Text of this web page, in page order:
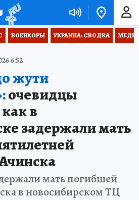
ВОЕНКОРЫ УКРАИНА: СВОДКА
6:52
жути
очевидцы
в
задержали мать
мать погибшей
в новосибирском ТЦ